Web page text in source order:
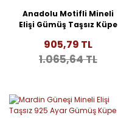
Anadolu Motifli Mineli
Elişi Gümüş Taşsız Küpe
905,79 TL
1.065,64 TL